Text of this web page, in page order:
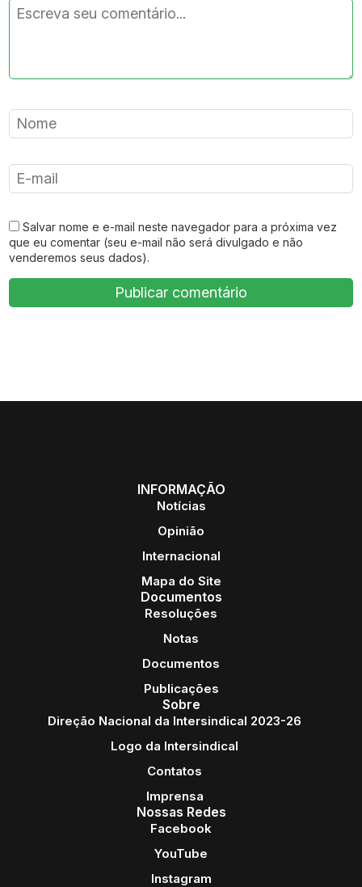
Salvar nome e e-mail neste navegador para a próxima vez
que eu comentar (seu e-mail não será divulgado e não
venderemos seus dados).
INFORMAÇÃO
Notícias
Opinião
Internacional
Mapa do Site
Documentos
Resoluções
Notas
Documentos
Publicações
Sobre
Direção Nacional da Intersindical 2023-26
Logo da Intersindical
Contatos
Imprensa
Nossas Redes
Facebook
YouTube
Instagram